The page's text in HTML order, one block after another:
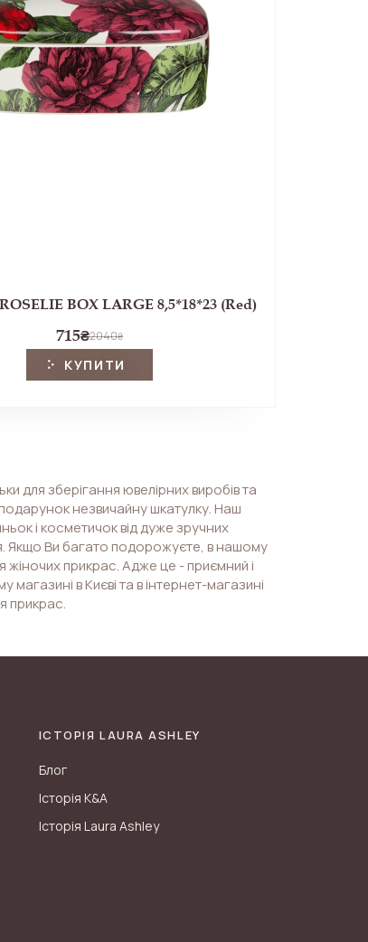
BOX LARGE 8,5*18*23 (Red)
715₴2040₴
КУПИТИ
для зберігання ювелірних виробів та
незвичайну шкатулку. Наш
і косметичок від дуже зручних
Якщо Ви багато подорожуєте, в нашому
жіночих прикрас. Адже це - приємний і
в Києві та в інтернет-магазині
прикрас.
ІСТОРІЯ LAURA ASHLEY
Блог
Історія K&A
Історія Laura Ashley